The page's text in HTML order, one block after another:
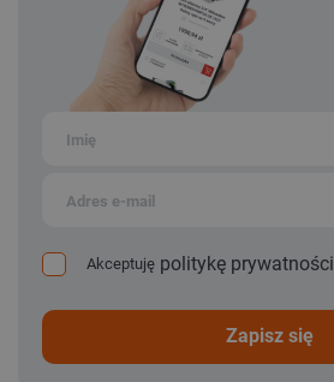
Akceptuję politykę prywatności
zapisz się